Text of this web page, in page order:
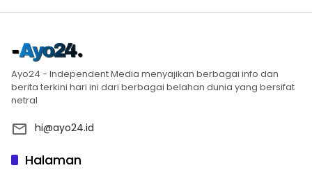
Ayo24 - Independent Media menyajikan berbagai info dan
berita terkini hari ini dari berbagai belahan dunia yang bersifat
netral
hi@ayo24.id
Halaman